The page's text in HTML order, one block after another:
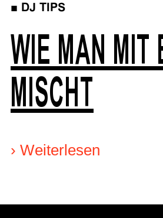
■ DJ TIPS
WIE MAN MIT
MISCHT
› Weiterlesen